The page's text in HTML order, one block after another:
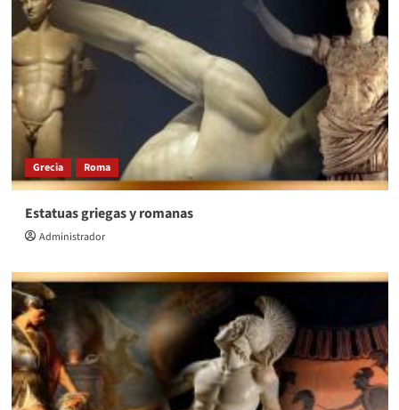
Grecia Roma
Estatuas griegas y romanas
Administrador